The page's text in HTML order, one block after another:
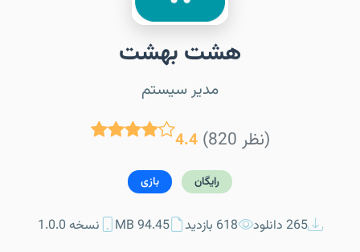
هشت بهشت
مدیر سیستم
4.4 (820 نظر)
رایگان بازی
265 دانلود 618 بازدید 94.45 MB نسخه 1.0.0